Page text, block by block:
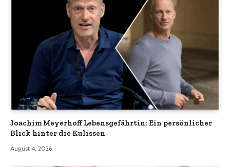
Joachim Meyerhoff Lebensgefährtin: Ein persönlicher
Blick hinter die Kulissen
August 4, 2026